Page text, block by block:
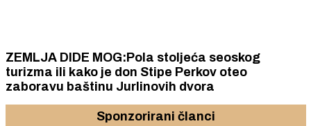
ZEMLJA DIDE MOG:Pola stoljeća seoskog
turizma ili kako je don Stipe Perkov oteo
zaboravu baštinu Jurlinovih dvora
Sponzorirani članci